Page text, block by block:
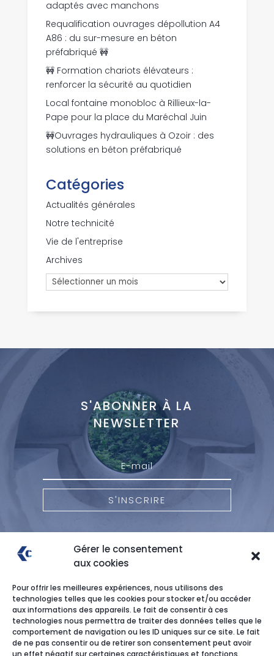
Gérer le consentement
aux cookies
Pour offrir les meilleures expériences, nous utilisons des
technologies telles que les cookies pour stocker et/ou accéder
aux informations des appareils. Le fait de consentir à ces
technologies nous permettra de traiter des données telles que le
comportement de navigation ou les ID uniques sur ce site. Le fait
de ne pas consentir ou de retirer son consentement peut avoir
un effet négatif sur certaines caractéristiques et fonctions.
adaptés avec manchons
Requalification ouvrages dépollution A4
A86 : du sur-mesure en béton
préfabriqué 🚧
🚧 Formation chariots élévateurs :
renforcer la sécurité au quotidien
Local fontaine monobloc à Rillieux-la-
Pape pour la place du Maréchal Juin
🚧Ouvrages hydrauliques à Ozoir : des
solutions en béton préfabriqué
Catégories
Actualités générales
Notre technicité
Vie de l'entreprise
Archives
S'ABONNER À LA
NEWSLETTER
S'INSCRIRE